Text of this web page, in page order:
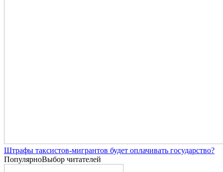
Штрафы таксистов-мигрантов будет оплачивать государство?
ПопулярноВыбор читателей